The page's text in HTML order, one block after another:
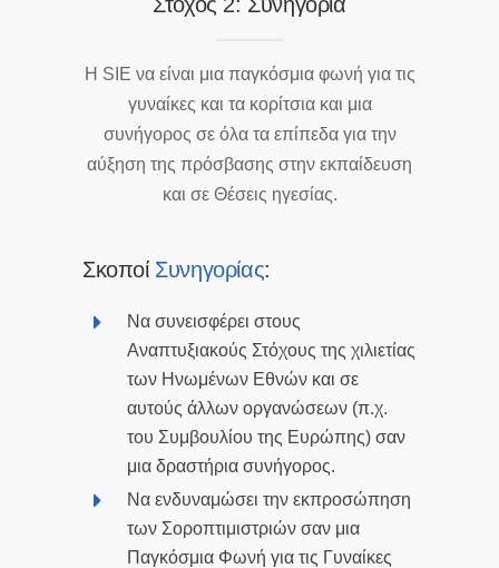
Η SIE να είναι μια παγκόσμια φωνή για τις
γυναίκες και τα κορίτσια και μια
συνήγορος σε όλα τα επίπεδα για την
αύξηση της πρόσβασης στην εκπαίδευση
και σε Θέσεις ηγεσίας.
Σκοποί Συνηγορίας:
Να συνεισφέρει στους
Αναπτυξιακούς Στόχους της χιλιετίας
των Ηνωμένων Εθνών και σε
αυτούς άλλων οργανώσεων (π.χ.
του Συμβουλίου της Ευρώπης) σαν
μια δραστήρια συνήγορος.
Να ενδυναμώσει την εκπροσώπηση
των Σοροπτιμιστριών σαν μια
Παγκόσμια Φωνή για τις Γυναίκες